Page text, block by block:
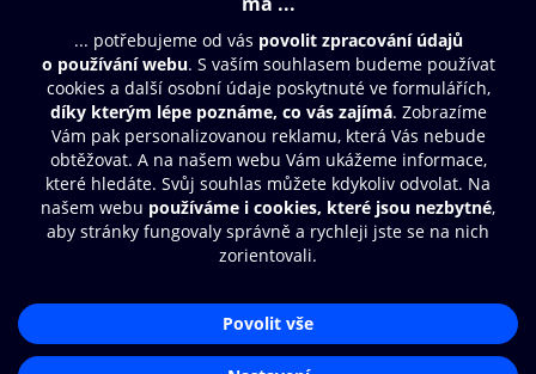
Obsah ke stažení
Moje O2 Knihovna
Další zábava
© O2 Czech Republic a.s.
Přístupnost
Zásady zpracování osobních údajůAplikace O2 Knihovna